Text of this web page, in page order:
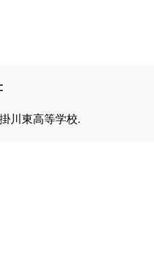
川東高等学校.